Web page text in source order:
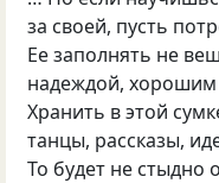
за своей, пусть
Ее заполнять не
надеждой, хорошим
Хранить в этой
танцы, рассказы,
То будет не стыдно